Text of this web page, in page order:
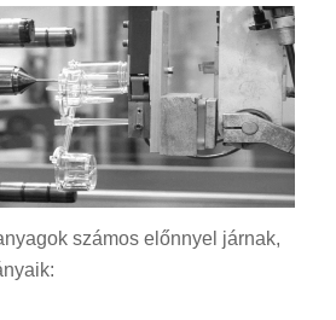
számos előnnyel járnak,